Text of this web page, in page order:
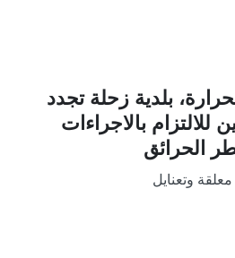
بلدية زحلة تجدد
للالتزام بالاجراءات
الحرائق
وتعنايل